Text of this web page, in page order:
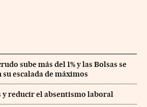
sube más del 1% y las Bolsas se
escalada de máximos
y reducir el absentismo laboral